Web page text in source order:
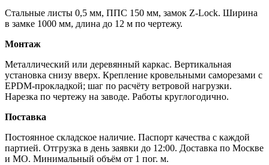
Стальные листы 0,5 мм, ППС 150 мм, замок Z-Lock. Ширина
в замке 1000 мм, длина до 12 м по чертежу.
Монтаж
Металлический или деревянный каркас. Вертикальная
установка снизу вверх. Крепление кровельными саморезами с
EPDM-прокладкой; шаг по расчёту ветровой нагрузки.
Нарезка по чертежу на заводе. Работы круглогодично.
Поставка
Постоянное складское наличие. Паспорт качества с каждой
партией. Отгрузка в день заявки до 12:00. Доставка по Москве
и МО. Минимальный объём от 1 пог. м.